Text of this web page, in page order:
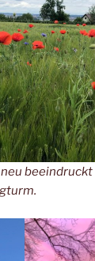
beeindruckt